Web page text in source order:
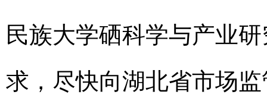
民族大学硒科学与产业
求，尽快向湖北省市场